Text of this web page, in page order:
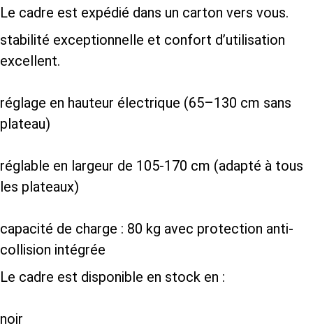
Le cadre est expédié dans un carton vers vous.
stabilité exceptionnelle et confort d’utilisation
excellent.
réglage en hauteur électrique (65–130 cm sans
plateau)
réglable en largeur de 105-170 cm (adapté à tous
les plateaux)
capacité de charge : 80 kg avec protection anti-
collision intégrée
Le cadre est disponible en stock en :
noir